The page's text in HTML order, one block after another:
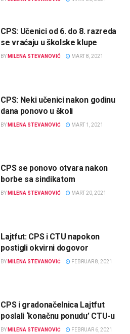
CPS: Učenici od 6. do 8. razreda
se vraćaju u školske klupe
BY MILENA STEVANOVIĆ MART 8, 2021
CPS: Neki učenici nakon godinu
dana ponovo u školi
BY MILENA STEVANOVIĆ MART 1, 2021
CPS se ponovo otvаra nakon
borbe sa sindikatom
BY MILENA STEVANOVIĆ MART 20, 2021
Lajtfut: CPS i CTU napokon
postigli okvirni dogovor
BY MILENA STEVANOVIĆ FEBRUAR 8, 2021
CPS i gradonačelnica Lajtfut
poslali ‘konačnu ponudu’ CTU-u
BY MILENA STEVANOVIĆ FEBRUAR 6, 2021